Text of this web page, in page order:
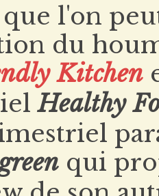
que l'on
du
Kitchen
Healthy
qui